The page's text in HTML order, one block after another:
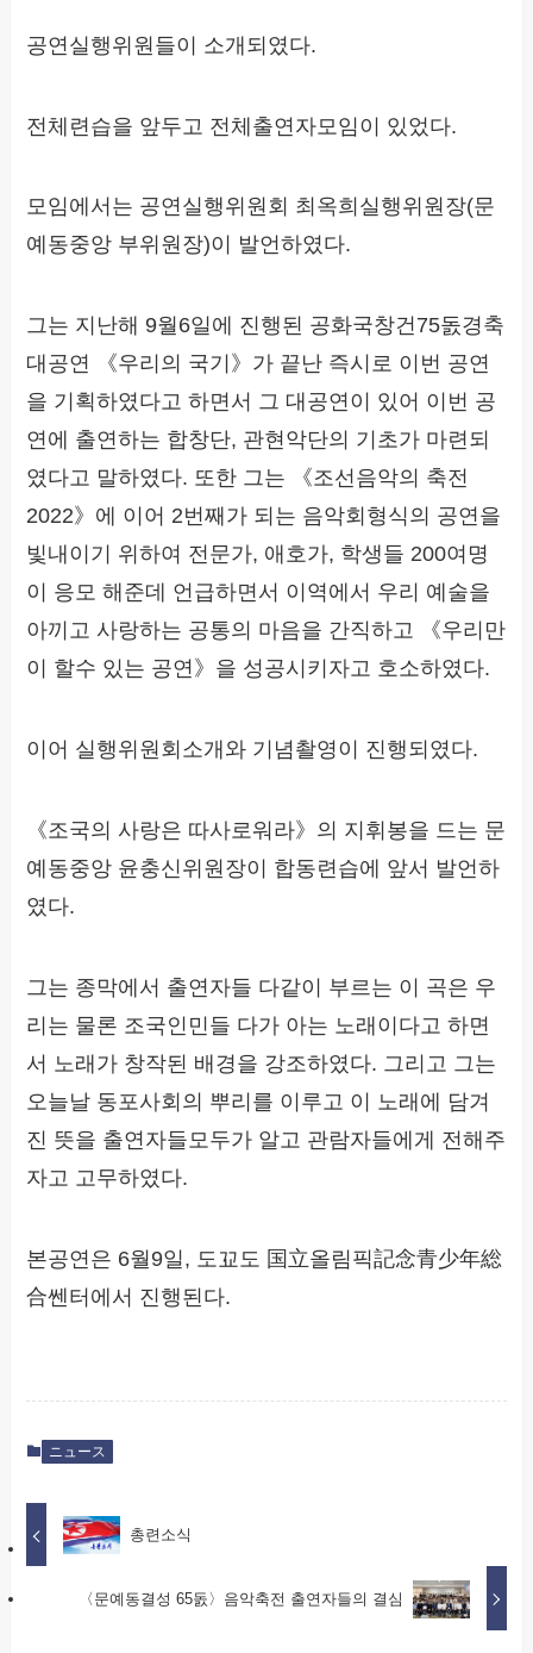
공연실행위원들이 소개되였다.
전체련습을 앞두고 전체출연자모임이 있었다.
모임에서는 공연실행위원회 최옥희실행위원장(문
예동중앙 부위원장)이 발언하였다.
그는 지난해 9월6일에 진행된 공화국창건75돐경축
대공연 《우리의 국기》가 끝난 즉시로 이번 공연
을 기획하였다고 하면서 그 대공연이 있어 이번 공
연에 출연하는 합창단, 관현악단의 기초가 마련되
였다고 말하였다. 또한 그는 《조선음악의 축전
2022》에 이어 2번째가 되는 음악회형식의 공연을
빛내이기 위하여 전문가, 애호가, 학생들 200여명
이 응모 해준데 언급하면서 이역에서 우리 예술을
아끼고 사랑하는 공통의 마음을 간직하고 《우리만
이 할수 있는 공연》을 성공시키자고 호소하였다.
이어 실행위원회소개와 기념촬영이 진행되였다.
《조국의 사랑은 따사로워라》의 지휘봉을 드는 문
예동중앙 윤충신위원장이 합동련습에 앞서 발언하
였다.
그는 종막에서 출연자들 다같이 부르는 이 곡은 우
리는 물론 조국인민들 다가 아는 노래이다고 하면
서 노래가 창작된 배경을 강조하였다. 그리고 그는
오늘날 동포사회의 뿌리를 이루고 이 노래에 담겨
진 뜻을 출연자들모두가 알고 관람자들에게 전해주
자고 고무하였다.
본공연은 6월9일, 도꾜도 国立올림픽記念青少年総
合쎈터에서 진행된다.
ニュース
총련소식
〈문예동결성 65돐〉음악축전 출연자들의 결심